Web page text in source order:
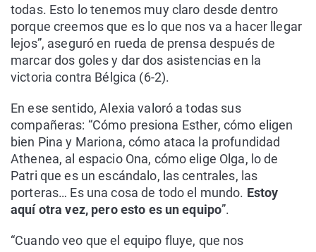
todas. Esto lo tenemos muy claro desde dentro
porque creemos que es lo que nos va a hacer llegar
lejos”, aseguró en rueda de prensa después de
marcar dos goles y dar dos asistencias en la
victoria contra Bélgica (6-2).
En ese sentido, Alexia valoró a todas sus
compañeras: “Cómo presiona Esther, cómo eligen
bien Pina y Mariona, cómo ataca la profundidad
Athenea, al espacio Ona, cómo elige Olga, lo de
Patri que es un escándalo, las centrales, las
porteras… Es una cosa de todo el mundo. Estoy
aquí otra vez, pero esto es un equipo”.
“Cuando veo que el equipo fluye, que nos